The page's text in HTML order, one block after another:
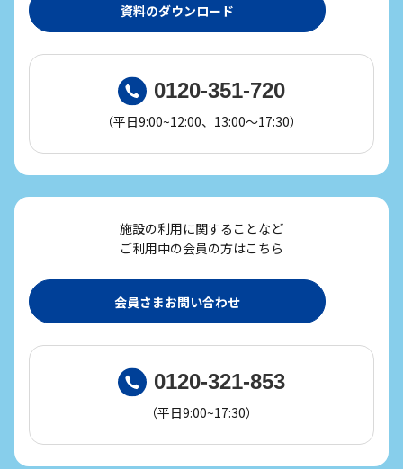
資料のダウンロード
0120-351-720
（平日9:00~12:00、13:00～17:30）
施設の利用に関することなど
ご利用中の会員の方はこちら
会員さまお問い合わせ
0120-321-853
（平日9:00~17:30）